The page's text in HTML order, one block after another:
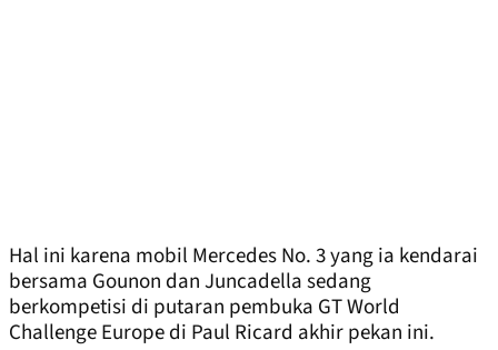
Hal ini karena mobil Mercedes No. 3 yang ia kendarai
bersama Gounon dan Juncadella sedang
berkompetisi di putaran pembuka GT World
Challenge Europe di Paul Ricard akhir pekan ini.